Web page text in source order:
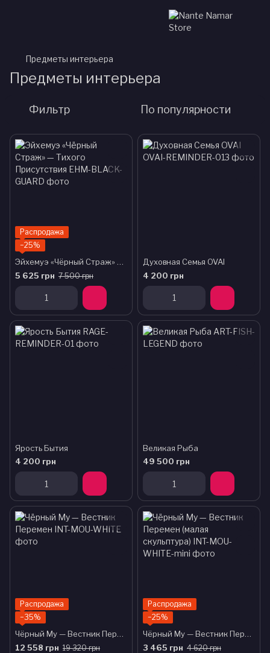
Предметы интерьера
Предметы интерьера
Фильтр По популярности
Распродажа
−25%
Эйхемуэ «Чёрный Страж» — Тихого Присутствия
5 625 грн 7 500 грн
Духовная Семья OVAI
4 200 грн
Ярость Бытия
4 200 грн
Великая Рыба
49 500 грн
Распродажа
−35%
Чёрный Му — Вестник Перемен
12 558 грн 19 320 грн
Распродажа
−25%
Чёрный Му — Вестник Перемен (малая скульптура)
3 465 грн 4 620 грн